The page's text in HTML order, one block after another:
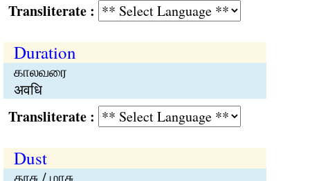
:
Duration
காலவரை
अवधि
:
Dust
தூசு / மாசு